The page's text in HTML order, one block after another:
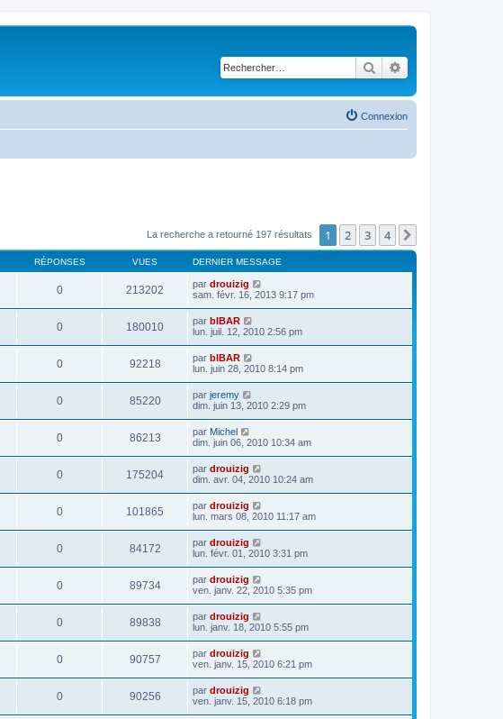
Rechercher
Connexion
La recherche a retourné 197 résultats 1 2 3 4
RÉPONSES VUES DERNIER MESSAGE
0 213202 par drouizig
sam. févr. 16, 2013 9:17 pm
0 180010 par bIBAR
lun. juil. 12, 2010 2:56 pm
0 92218 par bIBAR
lun. juin 28, 2010 8:14 pm
0 85220 par jeremy
dim. juin 13, 2010 2:29 pm
0 86213 par Michel
dim. juin 06, 2010 10:34 am
0 175204 par drouizig
dim. avr. 04, 2010 10:24 am
0 101865 par drouizig
lun. mars 08, 2010 11:17 am
0 84172 par drouizig
lun. févr. 01, 2010 3:31 pm
0 89734 par drouizig
ven. janv. 22, 2010 5:35 pm
0 89838 par drouizig
lun. janv. 18, 2010 5:55 pm
0 90757 par drouizig
ven. janv. 15, 2010 6:21 pm
0 90256 par drouizig
ven. janv. 15, 2010 6:18 pm